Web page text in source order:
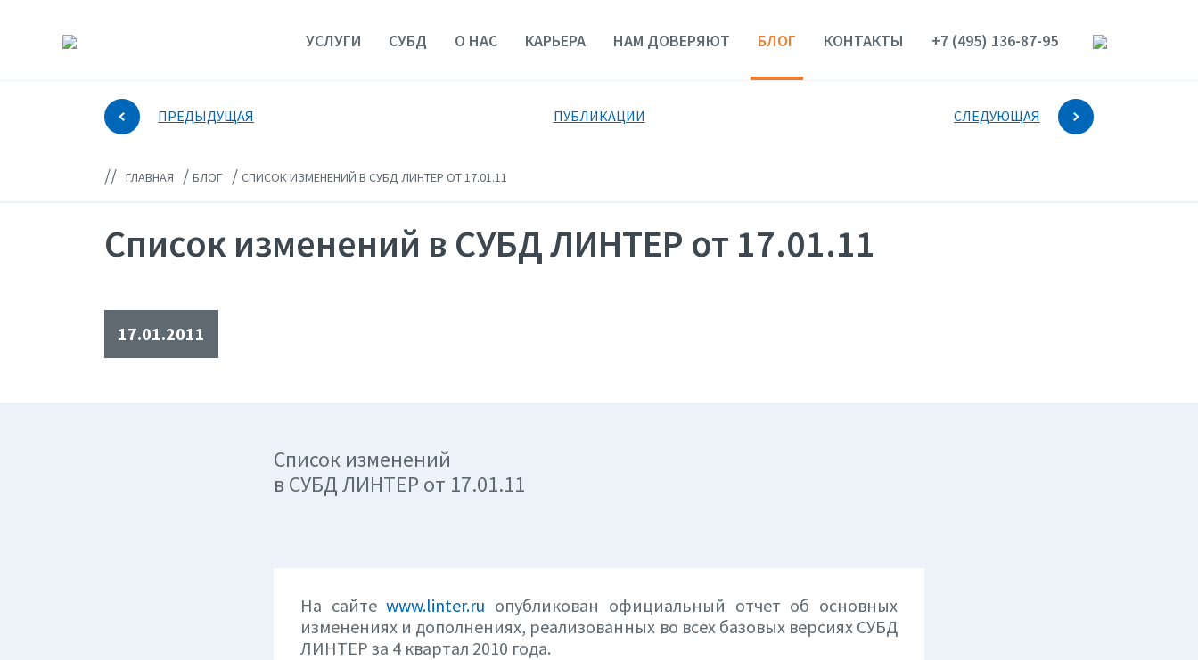
УСЛУГИ СУБД О НАС КАРЬЕРА НАМ ДОВЕРЯЮТ БЛОГ КОНТАКТЫ +7 (495) 136-87-95
ПРЕДЫДУЩАЯ ПУБЛИКАЦИИ СЛЕДУЮЩАЯ
// ГЛАВНАЯ / БЛОГ / СПИСОК ИЗМЕНЕНИЙ В СУБД ЛИНТЕР ОТ 17.01.11
Список изменений в СУБД ЛИНТЕР от 17.01.11
17.01.2011
Список изменений
в СУБД ЛИНТЕР от 17.01.11
На сайтеwww.linter.ru опубликован официальный отчет об основных
изменениях и дополнениях, реализованных во всех базовых версиях СУБД
ЛИНТЕР за 4 квартал 2010 года.